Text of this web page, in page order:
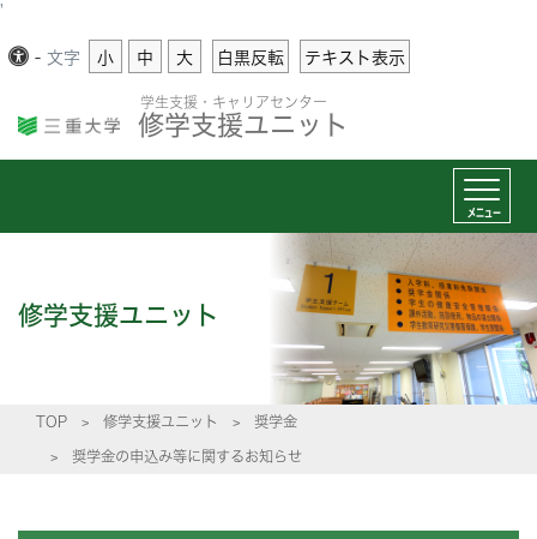
'
- 文字 小 中 大 白黒反転 テキスト表示
学生支援・キャリアセンター
修学支援ユニット
メニュー
修学支援ユニット
TOP 修学支援ユニット 奨学金
奨学金の申込み等に関するお知らせ